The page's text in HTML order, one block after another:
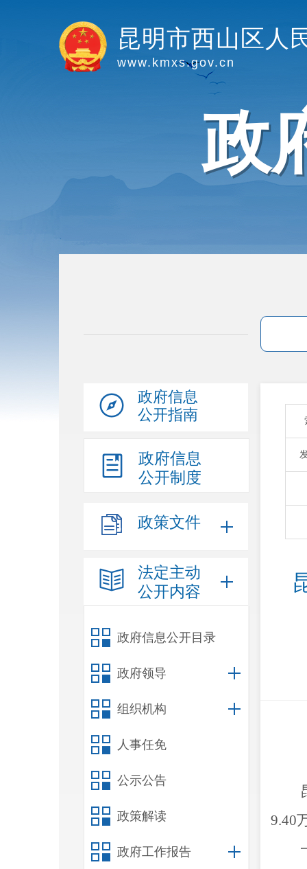
昆明市西山区人
www.kmxs.gov.cn
政
政府信息
公开指南
政府信息
公开制度
政策文件
法定主动
公开内容
政府信息公开目录
政府领导
组织机构
人事任免
公示公告
政策解读
政府工作报告
9.40